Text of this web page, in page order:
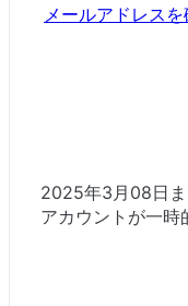
メールアドレス
2025年3月08日
アカウントが一時